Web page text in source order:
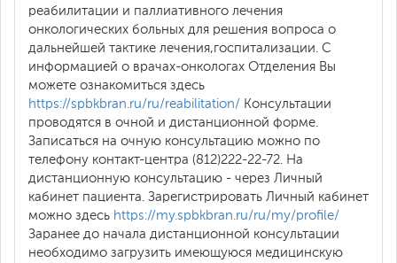
реабилитации и паллиативного лечения
онкологических больных для решения вопроса о
дальнейшей тактике лечения,госпитализации. С
информацией о врачах-онкологах Отделения Вы
можете ознакомиться здесь
https://spbkbran.ru/ru/reabilitation/ Консультации
проводятся в очной и дистанционной форме.
Записаться на очную консультацию можно по
телефону контакт-центра (812)222-22-72. На
дистанционную консультацию - через Личный
кабинет пациента. Зарегистрировать Личный кабинет
можно здесь https://my.spbkbran.ru/ru/my/profile/
Заранее до начала дистанционной консультации
необходимо загрузить имеющуюся медицинскую